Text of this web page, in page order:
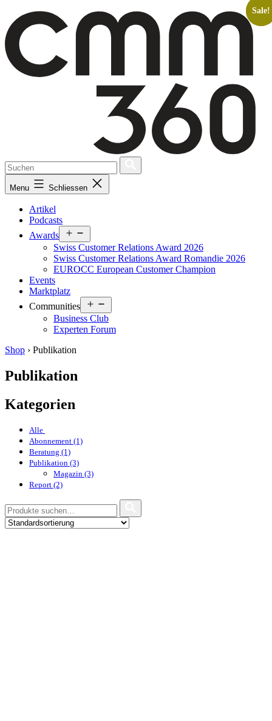
content
Menu Schliessen
Artikel
Podcasts
Awards
menu
Swiss Customer Relations Award 2026
Swiss Customer Relations Award Romandie 2026
EUROCC European Customer Champion
Events
Marktplatz
Communities
menu
Business Club
Experten Forum
Shop › Publikation
Publikation
Kategorien
Alle
Abonnement (1)
Beratung (1)
Publikation (3)
Magazin (3)
Report (2)
Suche
nach:
Sale!
Sale!